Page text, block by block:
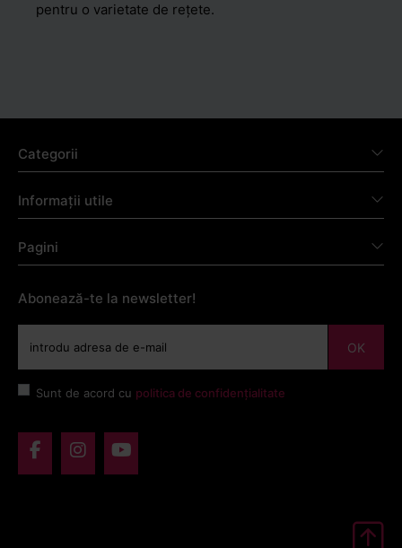
pentru o varietate de rețete.
Categorii
Informații utile
Pagini
Abonează-te la newsletter!
OK
Sunt de acord cu politica de confidențialitate